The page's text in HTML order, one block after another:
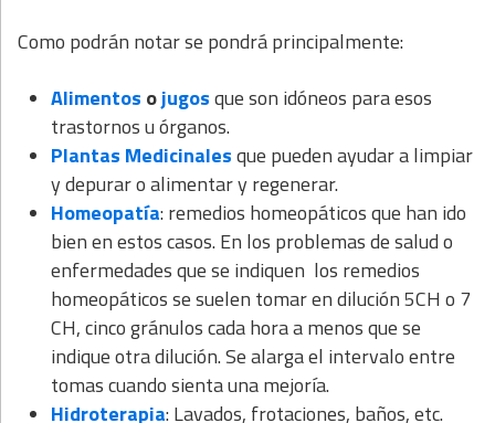
Como podrán notar se pondrá principalmente:
Alimentos ojugosque son idóneos para esos
trastornos u órganos.
Plantas Medicinalesque pueden ayudar a limpiar
y depurar o alimentar y regenerar.
Homeopatía: remedios homeopáticos que han ido
bien en estos casos. En los problemas de salud o
enfermedades que se indiquen los remedios
homeopáticos se suelen tomar en dilución 5CH o 7
CH, cinco gránulos cada hora a menos que se
indique otra dilución. Se alarga el intervalo entre
tomas cuando sienta una mejoría.
Hidroterapia: Lavados, frotaciones, baños, etc.